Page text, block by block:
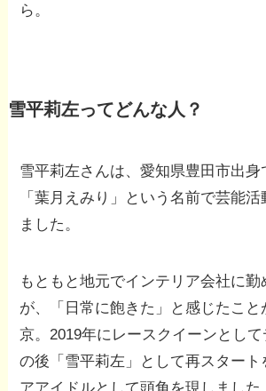
ら。
雪平莉左ってどんな人？
雪平莉左さんは、愛知県豊田市出身
「葉月えみり」という名前で芸能
ました。
もともと地元でインテリア会社に勤
が、「日常に飽きた」と感じたこと
京。2019年にレースクイーンとし
の後「雪平莉左」として再スタート